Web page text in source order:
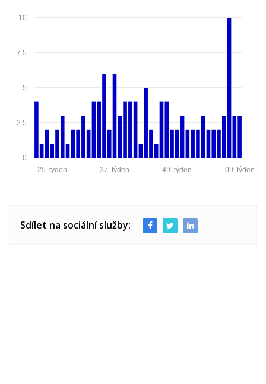
0
2.5
5
7.5
10
09. týden
49. týden
37. týden
25. týden
Sdílet na sociální služby: